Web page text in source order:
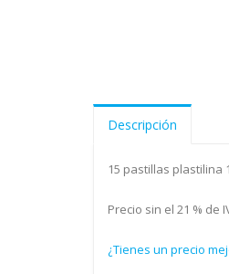
Descripción
15 pastillas plastilina
Precio sin el 21 % de
¿Tienes un precio